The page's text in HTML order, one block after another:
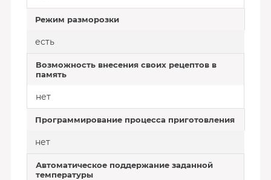
Режим разморозки
есть
Возможность внесения своих рецептов в
память
нет
Программирование процесса приготовления
нет
Автоматическое поддержание заданной
температуры